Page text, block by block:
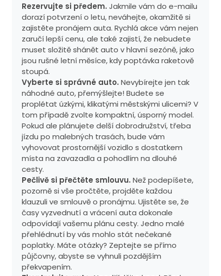
Rezervujte si předem. Jakmile vám do e-mailu
dorazí potvrzení o letu, neváhejte, okamžitě si
zajistěte pronájem auta. Rychlá akce vám nejen
zaručí lepší cenu, ale také zajistí, že nebudete
muset složitě shánět auto v hlavní sezóně, jako
jsou rušné letní měsíce, kdy poptávka raketově
stoupá.
Vyberte si správné auto. Nevybírejte jen tak
náhodné auto, přemýšlejte! Budete se
proplétat úzkými, klikatými městskými ulicemi? V
tom případě zvolte kompaktní, úsporný model.
Pokud ale plánujete delší dobrodružství, třeba
jízdu po malebných trasách, bude vám
vyhovovat prostornější vozidlo s dostatkem
místa na zavazadla a pohodlím na dlouhé
cesty.
Pečlivě si přečtěte smlouvu. Než podepíšete,
pozorně si vše pročtěte, projděte každou
klauzuli ve smlouvě o pronájmu. Ujistěte se, že
časy vyzvednutí a vrácení auta dokonale
odpovídají vašemu plánu cesty. Jedno malé
přehlédnutí by vás mohlo stát nečekané
poplatky. Máte otázky? Zeptejte se přímo
půjčovny, abyste se vyhnuli pozdějším
překvapením.